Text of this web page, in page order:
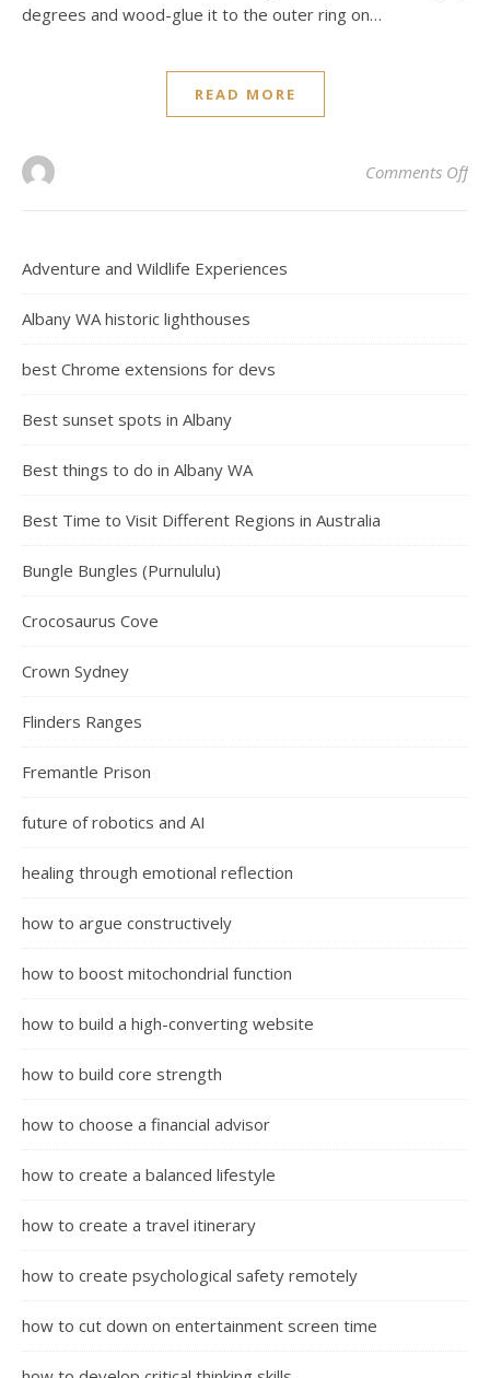
degrees and wood-glue it to the outer ring on…
READ MORE
Comments Offon
Adventure and Wildlife Experiences
Albany WA historic lighthouses
best Chrome extensions for devs
Best sunset spots in Albany
Best things to do in Albany WA
Best Time to Visit Different Regions in Australia
Bungle Bungles (Purnululu)
Crocosaurus Cove
Crown Sydney
Flinders Ranges
Fremantle Prison
future of robotics and AI
healing through emotional reflection
how to argue constructively
how to boost mitochondrial function
how to build a high-converting website
how to build core strength
how to choose a financial advisor
how to create a balanced lifestyle
how to create a travel itinerary
how to create psychological safety remotely
how to cut down on entertainment screen time